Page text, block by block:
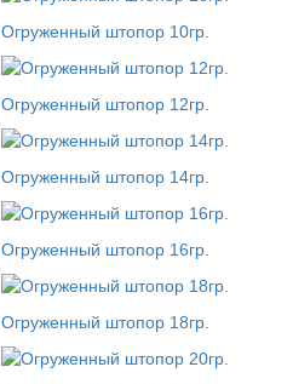
Огруженный штопор 10гр.
Огруженный штопор 12гр.
Огруженный штопор 14гр.
Огруженный штопор 16гр.
Огруженный штопор 18гр.